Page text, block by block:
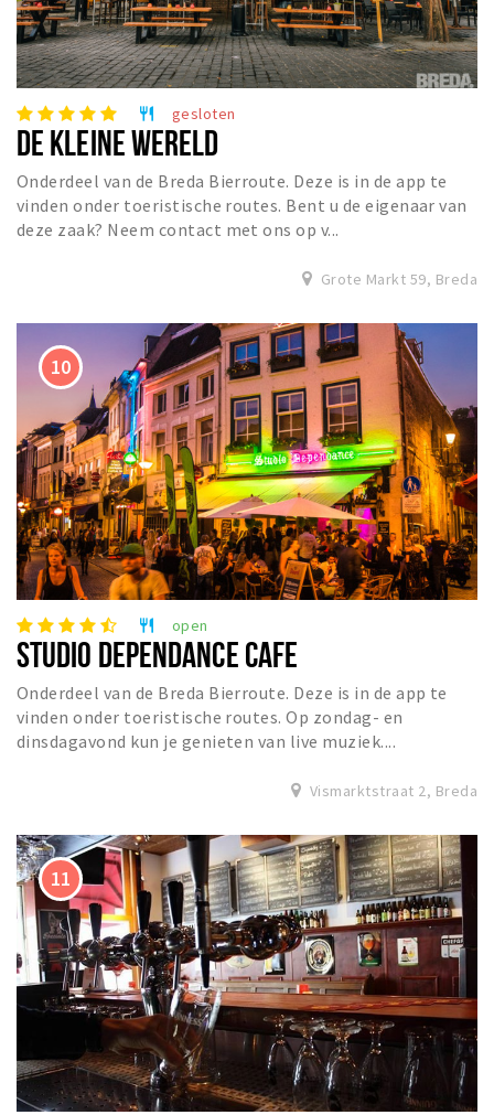
restaurant gesloten
DE KLEINE WERELD
Onderdeel van de Breda Bierroute. Deze is in de app te
vinden onder toeristische routes. Bent u de eigenaar van
deze zaak? Neem contact met ons op v...
Grote Markt 59, Breda
restaurant open
STUDIO DEPENDANCE CAFE
Onderdeel van de Breda Bierroute. Deze is in de app te
vinden onder toeristische routes. Op zondag- en
dinsdagavond kun je genieten van live muziek....
Vismarktstraat 2, Breda